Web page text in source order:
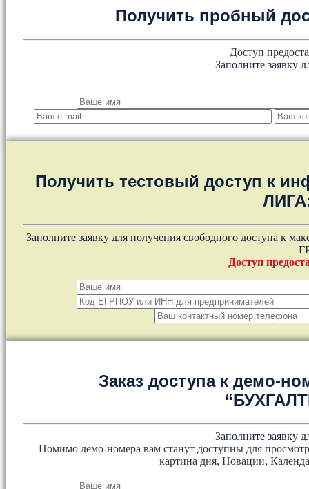
Получить пробный
Доступ
Заполните заявку
Получить тестовый доступ к
Заполните заявку для получения свободного доступа к
Доступ
Заказ доступа к демо-
Заполните заявку
Помимо демо-номера вам станут доступны для
картина дня, Новации,